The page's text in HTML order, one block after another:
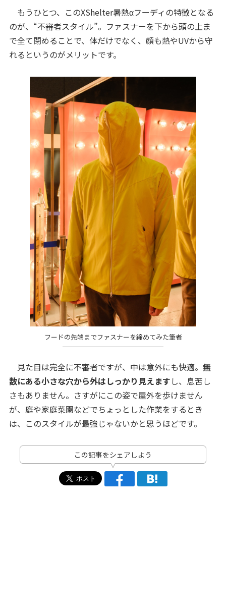
もうひとつ、このXShelter暑熱αフーディの特徴となる
のが、“不審者スタイル”。ファスナーを下から頭の上ま
で全て閉めることで、体だけでなく、顔も熱やUVから守
れるというのがメリットです。
フードの先端までファスナーを締めてみた筆者
見た目は完全に不審者ですが、中は意外にも快適。 無
数にある小さな穴から外はしっかり見えますし、息苦し
さもありません。さすがにこの姿で屋外を歩けません
が、庭や家庭菜園などでちょっとした作業をするとき
は、このスタイルが最強じゃないかと思うほどです。
この記事をシェアしよう